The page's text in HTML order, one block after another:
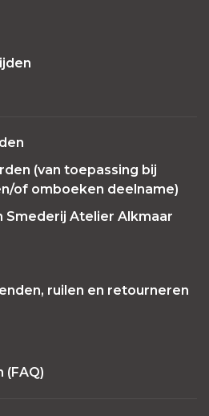
(van toepassing bij
of omboeken deelname)
Smederij Atelier Alkmaar
ruilen en retourneren
(FAQ)